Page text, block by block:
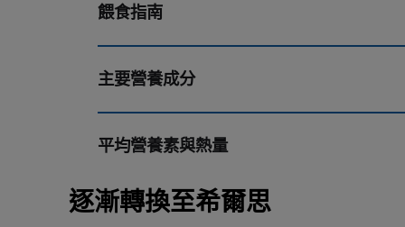
餵食指南
主要營養成分
平均營養素與熱量
逐漸轉換至希爾思